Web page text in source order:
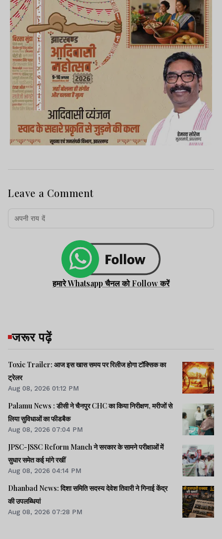
Leave a Comment
हमारे Whatsapp चैनल को Follow करें
जरूर पढ़ें
Toxic Trailer: आज इस खास समय पर रिलीज होगा टॉक्सिक का
ट्रेलर
Aug 08, 2026 01:12 PM
Palamu News : डीसी ने चैनपुर CHC का किया निरीक्षण, मरीजों से
लिया सुविधाओं का फीडबैक
Aug 08, 2026 07:04 PM
JPSC-JSSC Reform Manch ने सरकार के सामने परीक्षाओं में
सुधार समेत कई मांगे रखीं
Aug 08, 2026 04:14 PM
Dhanbad News: दिशा समिति सदस्य देवेश तिवारी ने गिनाई केंद्र
की उपलब्धियां
Aug 08, 2026 07:28 PM